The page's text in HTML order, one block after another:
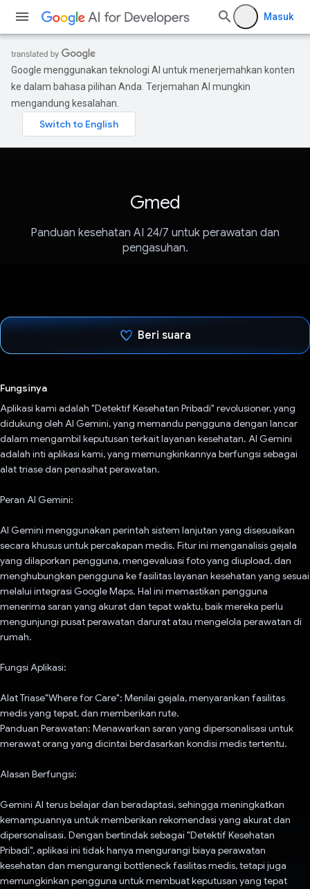
Masuk
Google menggunakan teknologi AI untuk menerjemahkan konten
ke dalam bahasa pilihan Anda. Terjemahan AI mungkin
mengandung kesalahan.
Gmed
Panduan kesehatan AI 24/7 untuk perawatan dan
pengasuhan.
Beri suara
Fungsinya
Aplikasi kami adalah "Detektif Kesehatan Pribadi" revolusioner, yang
didukung oleh AI Gemini, yang memandu pengguna dengan lancar
dalam mengambil keputusan terkait layanan kesehatan. AI Gemini
adalah inti aplikasi kami, yang memungkinkannya berfungsi sebagai
alat triase dan penasihat perawatan.
Peran AI Gemini:
AI Gemini menggunakan perintah sistem lanjutan yang disesuaikan
secara khusus untuk percakapan medis. Fitur ini menganalisis gejala
yang dilaporkan pengguna, mengevaluasi foto yang diupload, dan
menghubungkan pengguna ke fasilitas layanan kesehatan yang sesuai
melalui integrasi Google Maps. Hal ini memastikan pengguna
menerima saran yang akurat dan tepat waktu, baik mereka perlu
mengunjungi pusat perawatan darurat atau mengelola perawatan di
rumah.
Fungsi Aplikasi:
Alat Triase"Where for Care": Menilai gejala, menyarankan fasilitas
medis yang tepat, dan memberikan rute.
Panduan Perawatan: Menawarkan saran yang dipersonalisasi untuk
merawat orang yang dicintai berdasarkan kondisi medis tertentu.
Alasan Berfungsi:
Gemini AI terus belajar dan beradaptasi, sehingga meningkatkan
kemampuannya untuk memberikan rekomendasi yang akurat dan
dipersonalisasi. Dengan bertindak sebagai "Detektif Kesehatan
Pribadi", aplikasi ini tidak hanya mengurangi biaya perawatan
kesehatan dan mengurangi bottleneck fasilitas medis, tetapi juga
memungkinkan pengguna untuk membuat keputusan yang tepat